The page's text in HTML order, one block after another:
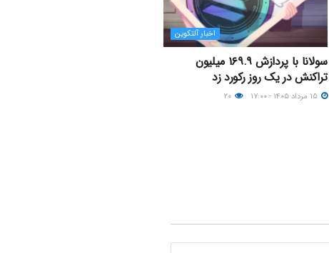
اخبار آلتکوین
سولانا با پردازش ۱۶۹.۹ میلیون
تراکنش در یک روز رکورد زد